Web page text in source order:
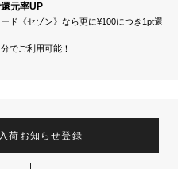
元率UP
ド《セゾン》なら更に¥100につき1pt還
でご利用可能！
荷お知らせ登録